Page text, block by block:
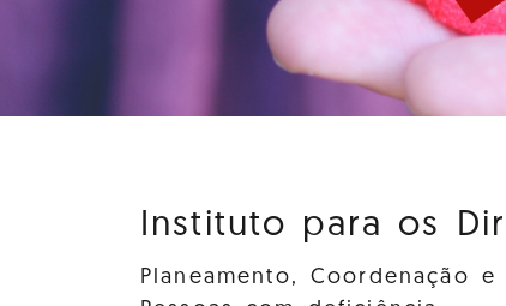
Instituto para os
Planeamento, Coordenação